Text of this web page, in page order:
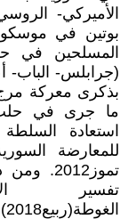
الأميركي-
المسلحين في
استعادة
للمعارضة
تفسير